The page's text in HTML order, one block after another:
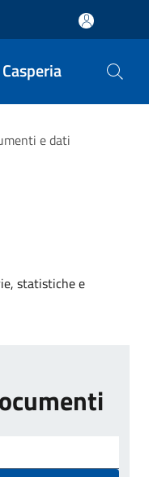
e dati
statistiche e